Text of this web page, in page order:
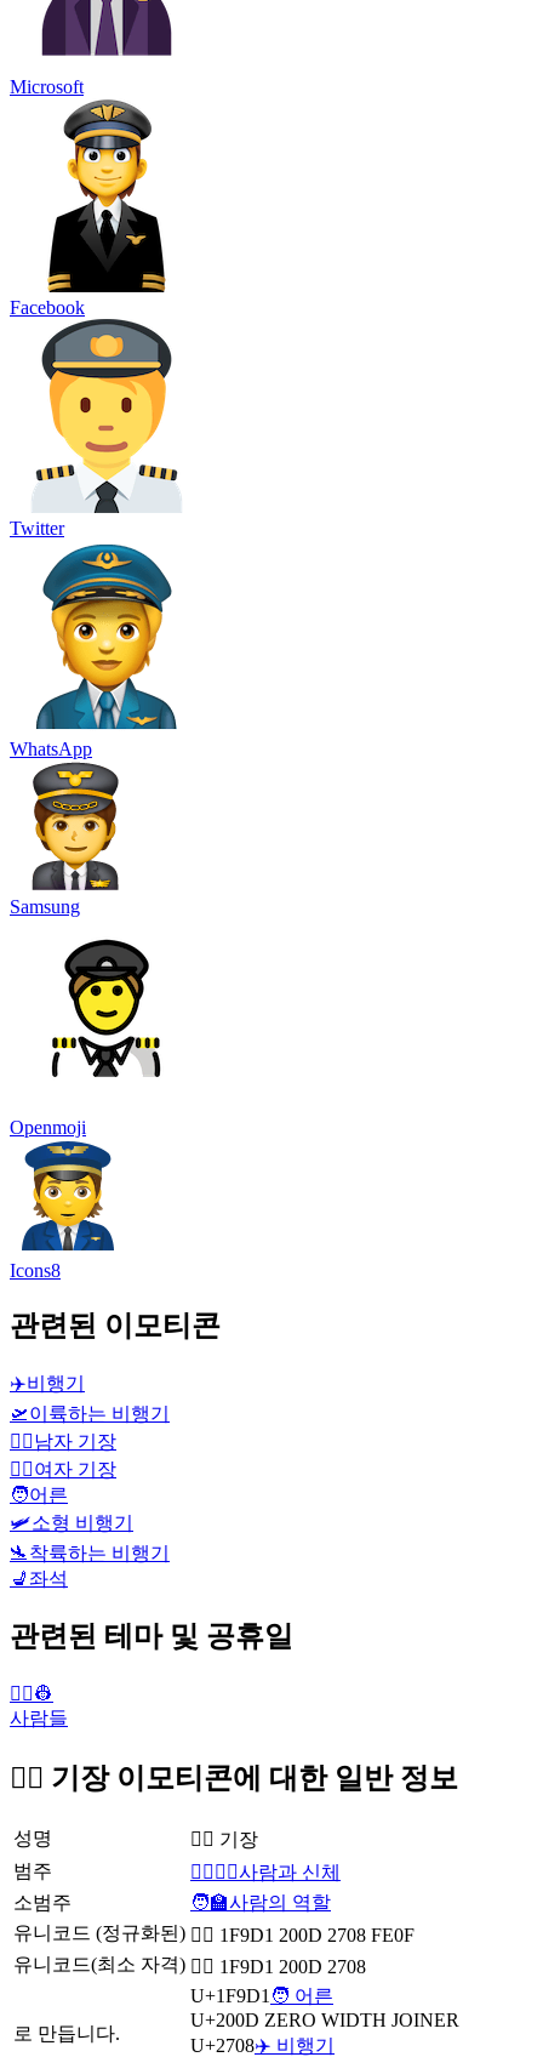
Microsoft
Facebook
Twitter
WhatsApp
Samsung
Openmoji
Icons8
관련된 이모티콘
✈️비행기
🛫이륙하는 비행기
👨‍✈️남자 기장
👩‍✈️여자 기장
🧑어른
🛩️소형 비행기
🛬 착륙하는 비행기
💺좌석
관련된 테마 및 공휴일
👨‍✈️👷
사람들
🧑‍✈️ 기장 이모티콘에 대한 일반 정보
성명
🧑‍✈️ 기장
범주
👩‍❤️‍💋‍👨사람과 신체
소범주
🧑‍🏫사람의 역할
유니코드 (정규화된) 🧑‍✈️ 1F9D1 200D 2708 FE0F
유니코드(최소 자격) 🧑‍✈ 1F9D1 200D 2708
로 만듭니다.
U+1F9D1 🧑 어른
U+200D ZERO WIDTH JOINER
U+2708✈️ 비행기